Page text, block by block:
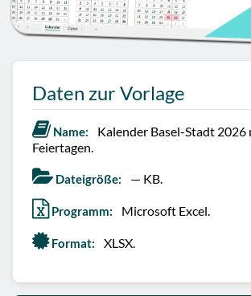
Daten zur Vorlage
Name:
Kalender Basel-Stadt 2026
Feiertagen.
Dateigröße: — KB.
Programm: Microsoft Excel.
Format: XLSX.